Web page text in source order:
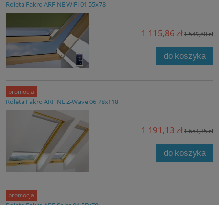
Roleta Fakro ARF NE WiFi 01 55x78
1 115,86 zł1 549,80 zł
do koszyka
Roleta Fakro ARF NE Z-Wave 06 78x118
1 191,13 zł1 654,35 zł
do koszyka
promocja
promocja